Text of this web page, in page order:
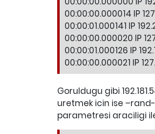
00:00:00.000014 IP
00:00:01.000141 IP
00:00:00.000020 IP
00:00:01.000126 IP
00:00:00.000021 IP
Goruldugu gibi
uretmek icin ise
parametresi araciligi